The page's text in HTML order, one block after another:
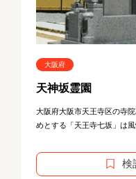
大阪府
天神坂霊園
大阪府大阪市天王寺区の寺
めとする「天王寺七坂」は
検